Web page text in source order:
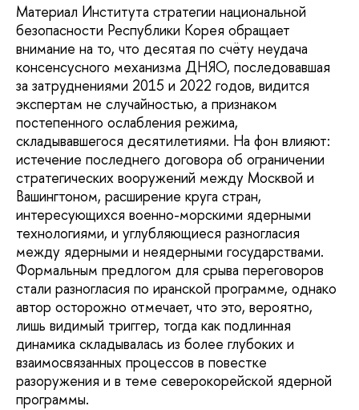
Материал Института стратегии национальной
безопасности Республики Корея обращает
внимание на то, что десятая по счёту неудача
консенсусного механизма ДНЯО, последовавшая
за затруднениями 2015 и 2022 годов, видится
экспертам не случайностью, а признаком
постепенного ослабления режима,
складывавшегося десятилетиями. На фон влияют:
истечение последнего договора об ограничении
стратегических вооружений между Москвой и
Вашингтоном, расширение круга стран,
интересующихся военно-морскими ядерными
технологиями, и углубляющиеся разногласия
между ядерными и неядерными государствами.
Формальным предлогом для срыва переговоров
стали разногласия по иранской программе, однако
автор осторожно отмечает, что это, вероятно,
лишь видимый триггер, тогда как подлинная
динамика складывалась из более глубоких и
взаимосвязанных процессов в повестке
разоружения и в теме северокорейской ядерной
программы.